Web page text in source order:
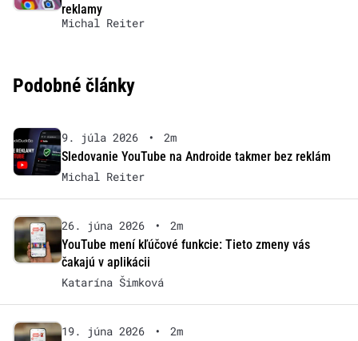
reklamy
Michal Reiter
Podobné články
9. júla 2026 •
2m
Sledovanie YouTube na Androide takmer bez reklám
Michal Reiter
26. júna 2026 •
2m
YouTube mení kľúčové funkcie: Tieto zmeny vás
čakajú v aplikácii
Katarína Šimková
19. júna 2026 •
2m